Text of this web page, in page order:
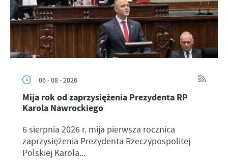
06 - 08 - 2026
Mija rok od zaprzysiężenia Prezydenta RP
Karola Nawrockiego
6 sierpnia 2026 r. mija pierwsza rocznica
zaprzysiężenia Prezydenta Rzeczypospolitej
Polskiej Karola...